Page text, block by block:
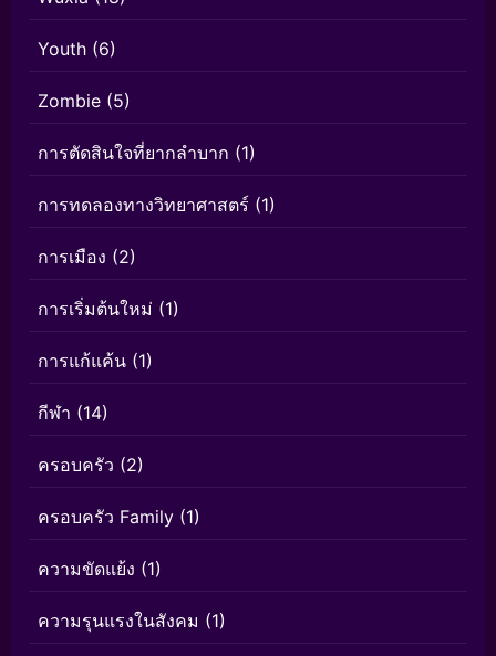
Youth (6)
Zombie (5)
การตัดสินใจที่ยากลำบาก (1)
การทดลองทางวิทยาศาสตร์ (1)
การเมือง (2)
การเริ่มต้นใหม่ (1)
การแก้แค้น (1)
กีฬา (14)
ครอบครัว (2)
ครอบครัว Family (1)
ความขัดแย้ง (1)
ความรุนแรงในสังคม (1)